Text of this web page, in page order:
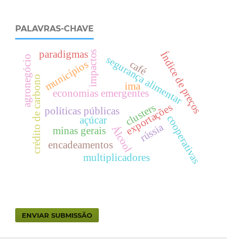
PALAVRAS-CHAVE
economias emergentes
políticas públicas
segurança alimentar
Índice de preços
açúcar
Álcool
exportaçõescooperativas
crédito de carbono
impactos
encadeamentos
multiplicadores
agronegócio
minas gerais
café
clusters
ima
municípios
paradigmas
rússia
ENVIAR SUBMISSÃO